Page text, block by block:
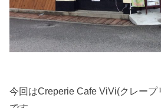
今回はCreperie Cafe ViVi(クレープ